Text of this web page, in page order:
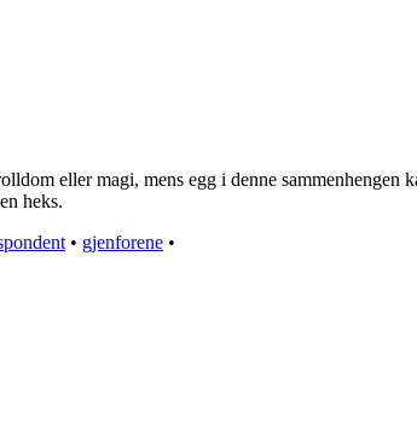
eller magi, mens egg i denne
heks.
• gjenforene •